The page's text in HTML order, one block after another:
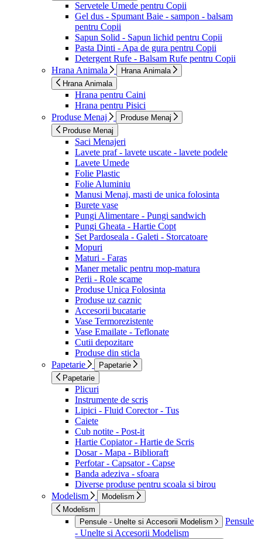
Servetele Umede pentru Copii
Gel dus - Spumant Baie - sampon - balsam
pentru Copii
Sapun Solid - Sapun lichid pentru Copii
Pasta Dinti - Apa de gura pentru Copii
Detergent Rufe - Balsam Rufe pentru Copii
Hrana Animala
Hrana Animala
Hrana Animala
Hrana pentru Caini
Hrana pentru Pisici
Produse Menaj
Produse Menaj
Produse Menaj
Saci Menajeri
Lavete praf - lavete uscate - lavete podele
Lavete Umede
Folie Plastic
Folie Aluminiu
Manusi Menaj, masti de unica folosinta
Burete vase
Pungi Alimentare - Pungi sandwich
Pungi Gheata - Hartie Copt
Set Pardoseala - Galeti - Storcatoare
Mopuri
Maturi - Faras
Maner metalic pentru mop-matura
Perii - Role scame
Produse Unica Folosinta
Produse uz caznic
Accesorii bucatarie
Vase Termorezistente
Vase Emailate - Teflonate
Cutii depozitare
Produse din sticla
Papetarie
Papetarie
Papetarie
Plicuri
Instrumente de scris
Lipici - Fluid Corector - Tus
Caiete
Cub notite - Post-it
Hartie Copiator - Hartie de Scris
Dosar - Mapa - Biblioraft
Perfotar - Capsator - Capse
Banda adeziva - sfoara
Diverse produse pentru scoala si birou
Modelism
Modelism
Modelism
Pensule - Unelte si Accesorii Modelism
Pensule
- Unelte si Accesorii Modelism